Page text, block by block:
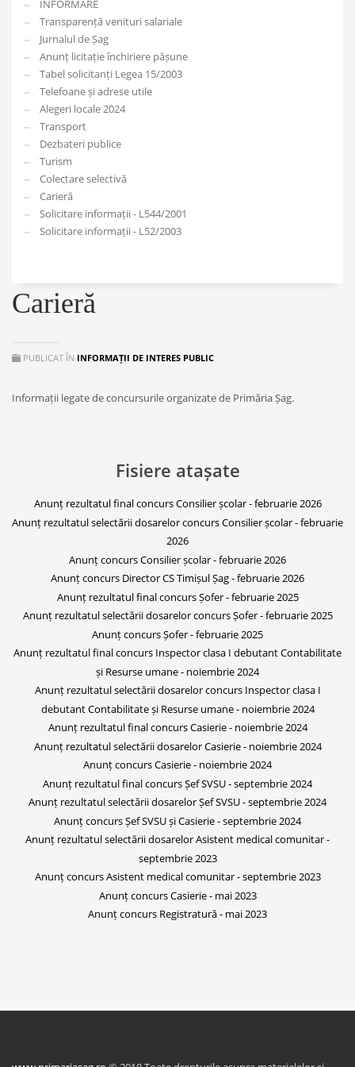
INFORMARE
Transparență venituri salariale
Jurnalul de Șag
Anunț licitație închiriere pășune
Tabel solicitanți Legea 15/2003
Telefoane și adrese utile
Alegeri locale 2024
Transport
Dezbateri publice
Turism
Colectare selectivă
Carieră
Solicitare informații - L544/2001
Solicitare informații - L52/2003
Carieră
PUBLICAT ÎN INFORMAȚII DE INTERES PUBLIC
Informații legate de concursurile organizate de Primăria Șag.
Fisiere atașate
Anunț rezultatul final concurs Consilier școlar - februarie 2026
Anunț rezultatul selectării dosarelor concurs Consilier școlar - februarie
2026
Anunț concurs Consilier școlar - februarie 2026
Anunț concurs Director CS Timișul Șag - februarie 2026
Anunț rezultatul final concurs Șofer - februarie 2025
Anunț rezultatul selectării dosarelor concurs Șofer - februarie 2025
Anunț concurs Șofer - februarie 2025
Anunț rezultatul final concurs Inspector clasa I debutant Contabilitate
și Resurse umane - noiembrie 2024
Anunț rezultatul selectării dosarelor concurs Inspector clasa I
debutant Contabilitate și Resurse umane - noiembrie 2024
Anunț rezultatul final concurs Casierie - noiembrie 2024
Anunț rezultatul selectării dosarelor Casierie - noiembrie 2024
Anunț concurs Casierie - noiembrie 2024
Anunț rezultatul final concurs Șef SVSU - septembrie 2024
Anunț rezultatul selectării dosarelor Șef SVSU - septembrie 2024
Anunț concurs Șef SVSU și Casierie - septembrie 2024
Anunț rezultatul selectării dosarelor Asistent medical comunitar -
septembrie 2023
Anunț concurs Asistent medical comunitar - septembrie 2023
Anunț concurs Casierie - mai 2023
Anunț concurs Registratură - mai 2023